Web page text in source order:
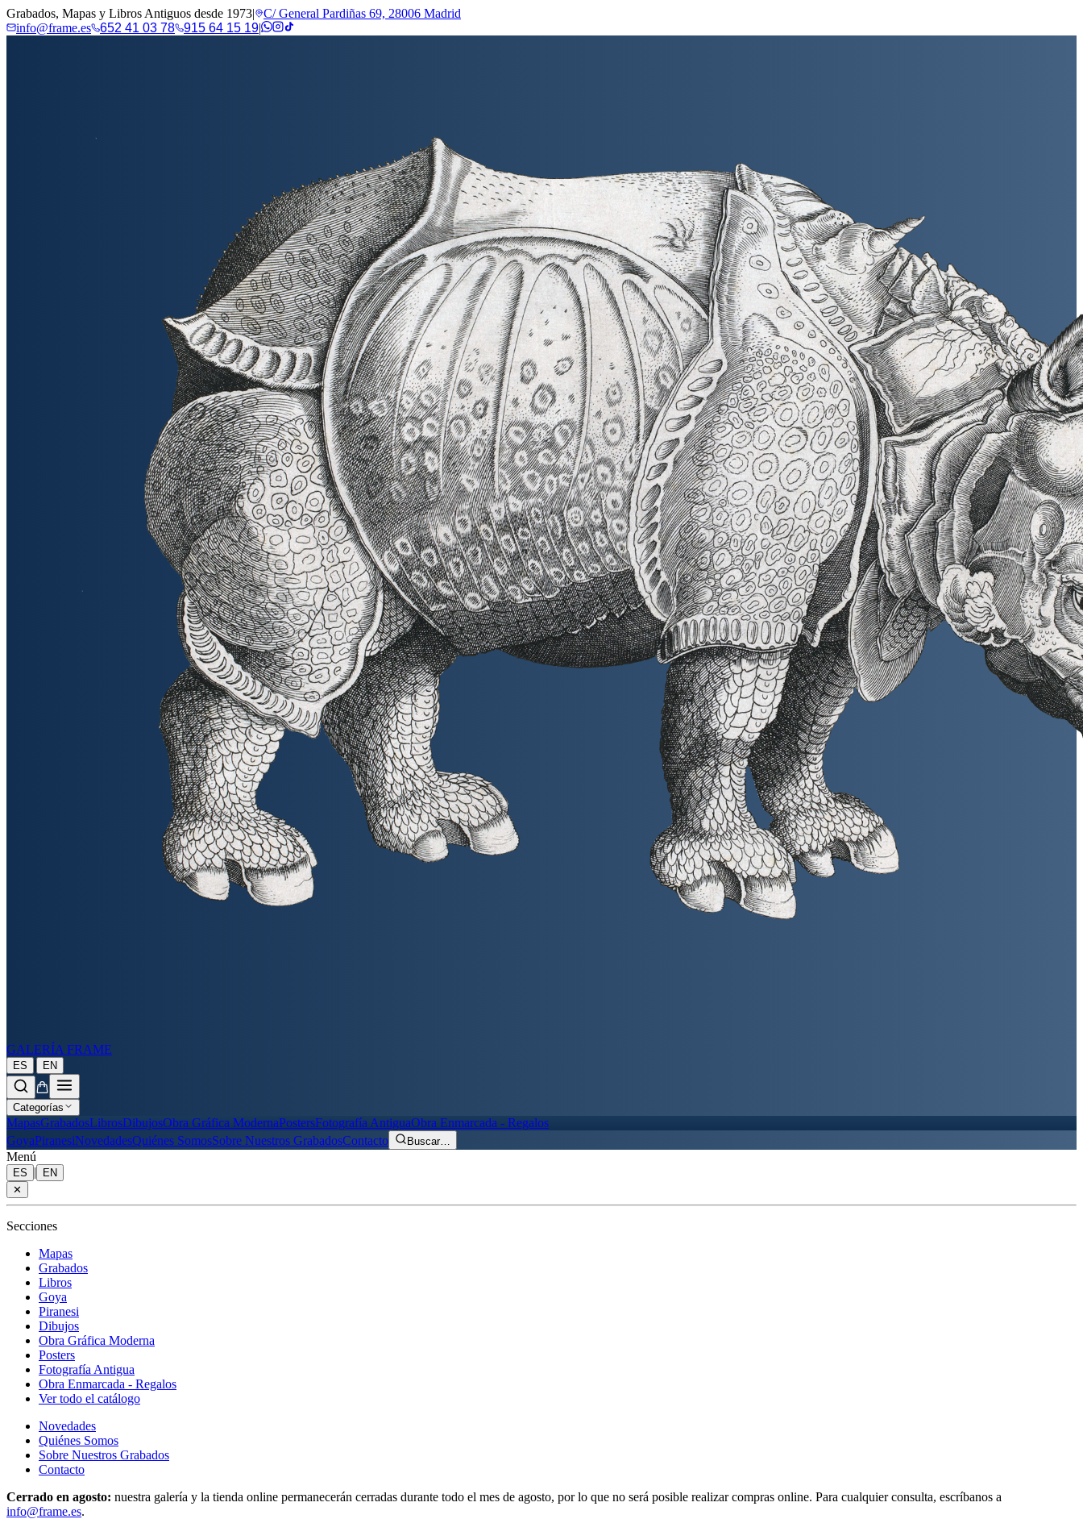
Grabados, Mapas y Libros Antiguos desde 1973|
C/ General Pardiñas 69, 28006 Madrid
info@frame.es
652 41 03 78 915 64 15 19|
GALERÍA FRAME
ES | EN
Categorías
MapasGrabadosLibrosDibujosObra Gráfica ModernaPostersFotografía AntiguaObra Enmarcada - Regalos
GoyaPiranesiNovedadesQuiénes SomosSobre Nuestros GrabadosContacto Buscar…
Menú
ES |
EN
✕
Secciones
Mapas
Grabados
Libros
Goya
Piranesi
Dibujos
Obra Gráfica Moderna
Posters
Fotografía Antigua
Obra Enmarcada - Regalos
Ver todo el catálogo
Novedades
Quiénes Somos
Sobre Nuestros Grabados
Contacto
Cerrado en agosto: nuestra galería y la tienda online permanecerán cerradas durante todo el mes de agosto, por lo que no será posible realizar compras online. Para cualquier consulta, escríbanos a
info@frame.es.